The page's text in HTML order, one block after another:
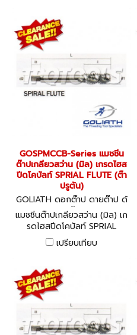
GOSPMCCB-Series แมชชีน
ต๊าปเกลียวสว่าน (มิล) เกรดไฮส
ปีดโคบัลท์ SPRIAL FLUTE (ต๊า
ปรูตัน)
GOLIATH ดอกต๊าป ดายต๊าป ด้
ามต๊าป
แมชชีนต๊าปเกลียวสว่าน (มิล) เก
รดไฮสปีดโคบัลท์ SPRIAL
FLUTE (ต๊าปรูตัน)
เปรียบเทียบ